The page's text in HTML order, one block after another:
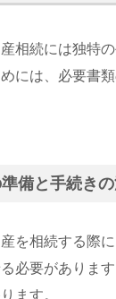
相続には独特
には、必要書
備と手続き
を相続する際に
必要がありま
ます。